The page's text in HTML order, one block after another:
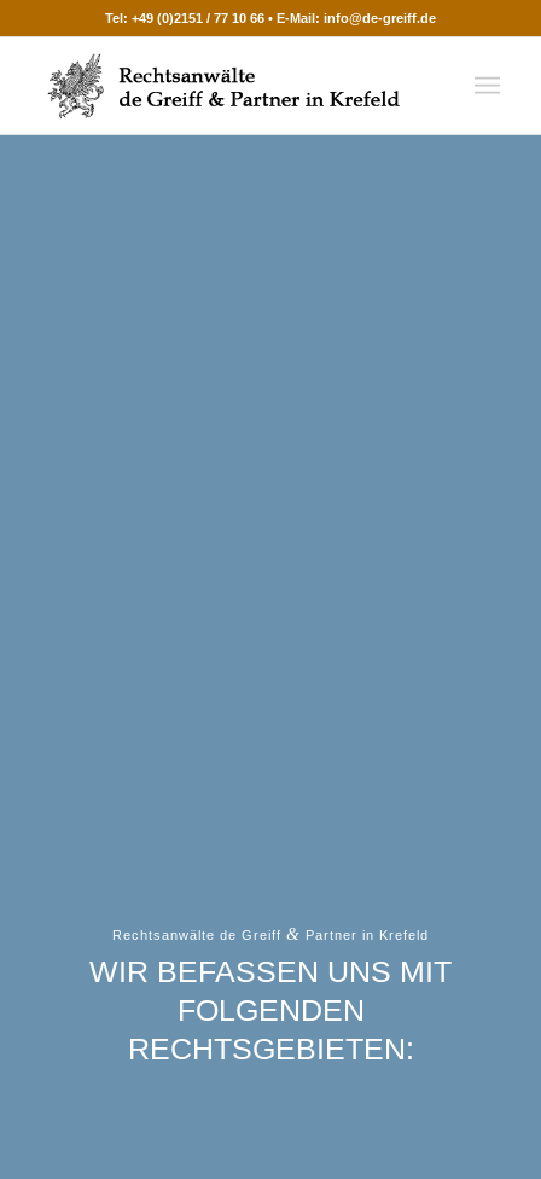
Tel: +49 (0)2151 / 77 10 66• E-Mail: info@de-greiff.de
Rechtsanwälte de Greiff & Partner in Krefeld
WIR BEFASSEN UNS MIT
FOLGENDEN
RECHTSGEBIETEN: